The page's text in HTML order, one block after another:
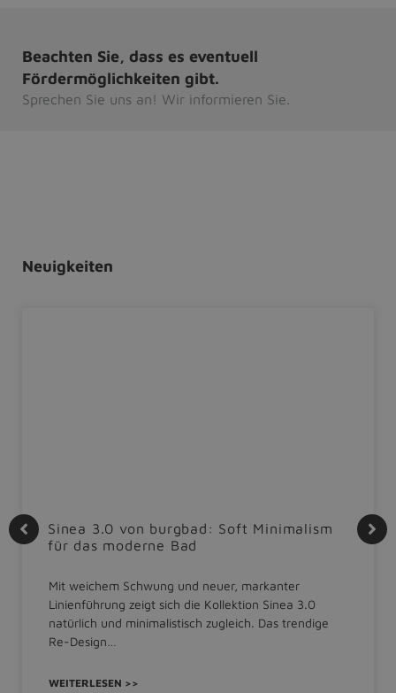
Beachten Sie, dass es eventuell
Fördermöglichkeiten gibt.
Sprechen Sie uns an! Wir informieren Sie.
Neuigkeiten
Sinea 3.0 von burgbad: Soft Minimalism
für das moderne Bad
Mit weichem Schwung und neuer, markanter
Linienführung zeigt sich die Kollektion Sinea 3.0
natürlich und minimalistisch zugleich. Das trendige
Re-Design…
WEITERLESEN >>